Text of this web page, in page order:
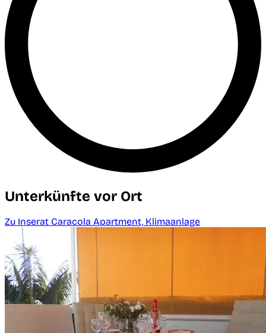
Unterkünfte vor Ort
Zu Inserat Caracola Apartment, Klimaanlage